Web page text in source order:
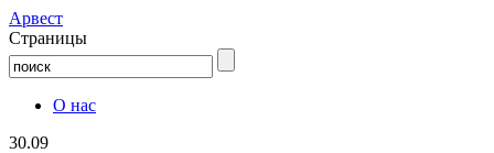
Aрвест
Страницы
О нас
30.09